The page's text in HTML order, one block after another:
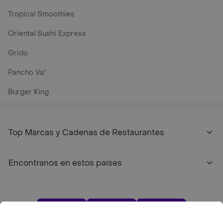
Tropical Smoothies
Oriental Sushi Express
Grido
Pancho Va!
Burger King
Top Marcas y Cadenas de Restaurantes
Encontranos en estos países